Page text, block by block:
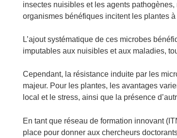
insectes nuisibles et les agents
organismes bénéfiques incitent les plantes
L’ajout systématique de ces microbes
imputables aux nuisibles et aux maladies,
Cependant, la résistance induite par les
majeur. Pour les plantes, les avantages
local et le stress, ainsi que la présence
En tant que réseau de formation innovant
place pour donner aux chercheurs